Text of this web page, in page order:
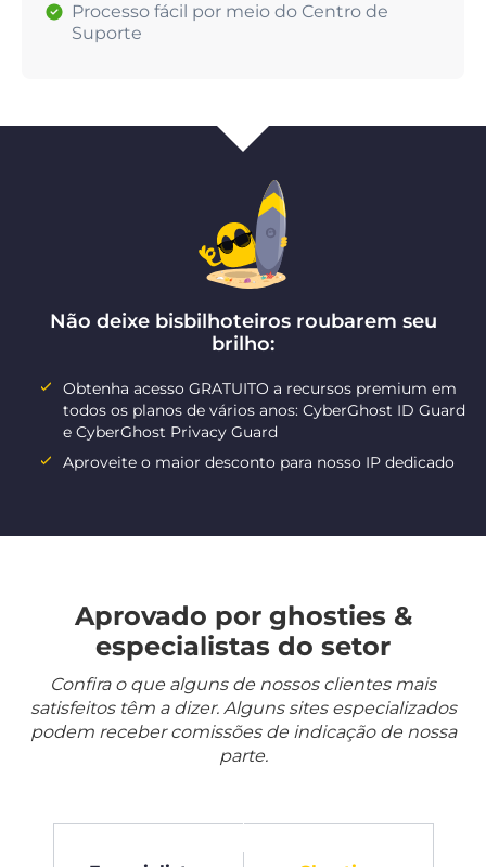
Processo fácil por meio do Centro de
Suporte
Não deixe bisbilhoteiros roubarem seu
brilho:
Obtenha acesso GRATUITO a recursos premium em
todos os planos de vários anos: CyberGhost ID Guard
e CyberGhost Privacy Guard
Aproveite o maior desconto para nosso IP dedicado
Aprovado por ghosties &
especialistas do setor
Confira o que alguns de nossos clientes mais
satisfeitos têm a dizer. Alguns sites especializados
podem receber comissões de indicação de nossa
parte.